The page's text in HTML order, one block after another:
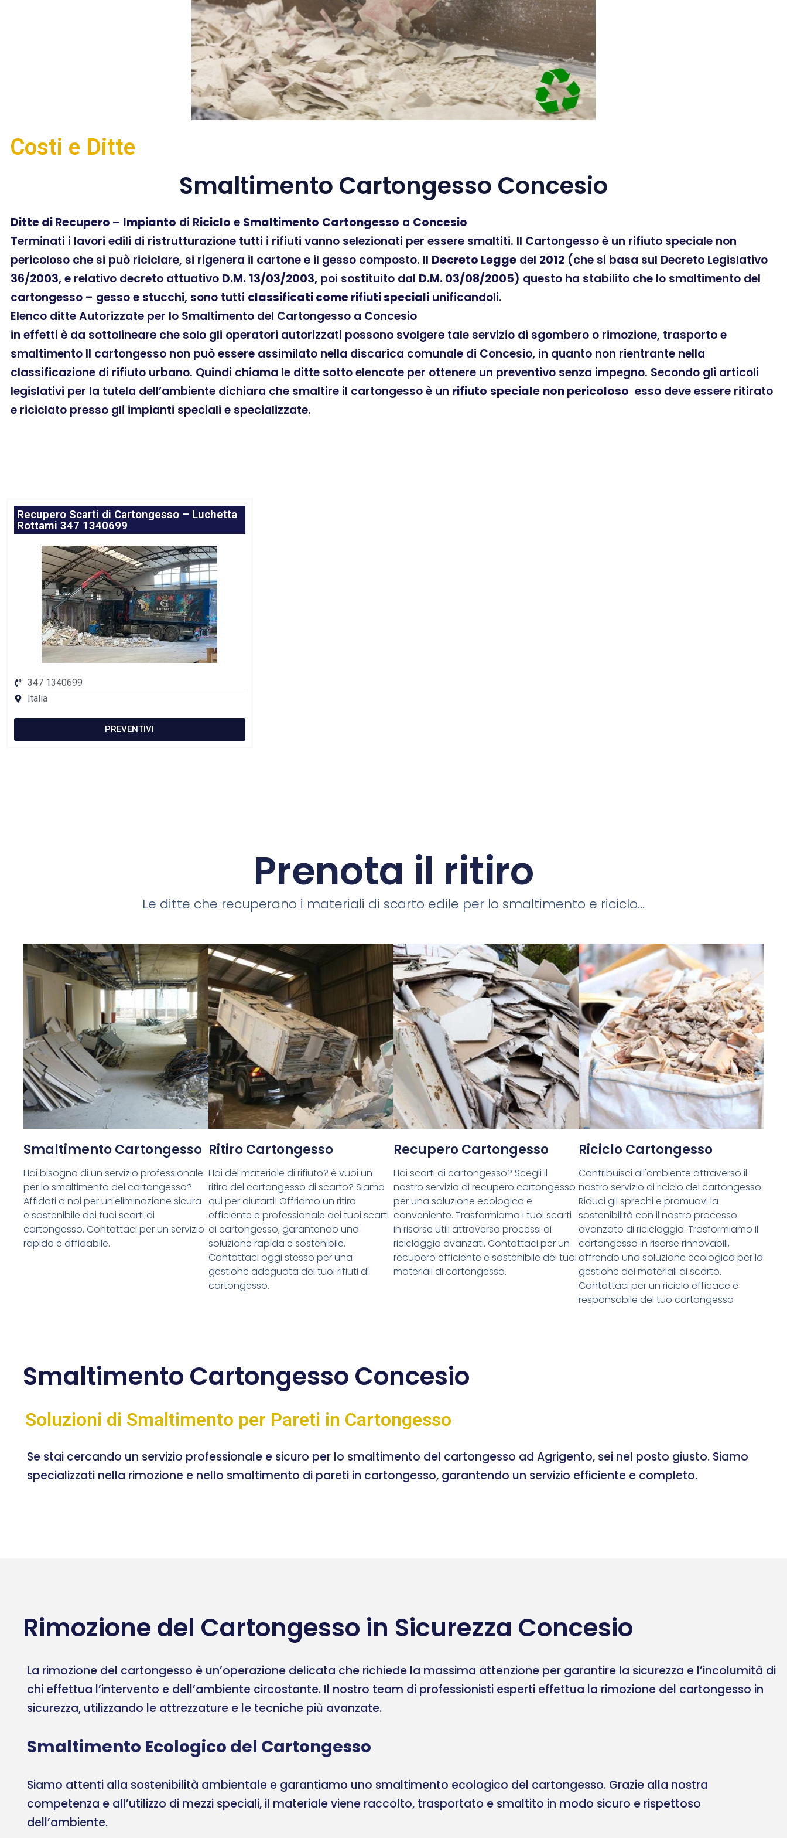
Costi e Ditte
Smaltimento Cartongesso Concesio
Ditte di Recupero – Impianto di Riciclo e Smaltimento Cartongesso a Concesio
Terminati i lavori edili di ristrutturazione tutti i rifiuti vanno selezionati per essere smaltiti. Il Cartongesso è un rifiuto speciale non
pericoloso che si può riciclare, si rigenera il cartone e il gesso composto. Il Decreto Legge del 2012 (che si basa sul Decreto Legislativo
36/2003, e relativo decreto attuativo D.M. 13/03/2003, poi sostituito dal D.M. 03/08/2005) questo ha stabilito che lo smaltimento del
cartongesso – gesso e stucchi, sono tutti classificati come rifiuti speciali unificandoli.
Elenco ditte Autorizzate per lo Smaltimento del Cartongesso a Concesio
in effetti è da sottolineare che solo gli operatori autorizzati possono svolgere tale servizio di sgombero o rimozione, trasporto e
smaltimento Il cartongesso non può essere assimilato nella discarica comunale di Concesio, in quanto non rientrante nella
classificazione di rifiuto urbano. Quindi chiama le ditte sotto elencate per ottenere un preventivo senza impegno. Secondo gli articoli
legislativi per la tutela dell’ambiente dichiara che smaltire il cartongesso è un rifiuto speciale non pericoloso esso deve essere ritirato
e riciclato presso gli impianti speciali e specializzate.
Recupero Scarti di Cartongesso – Luchetta
Rottami 347 1340699
347 1340699
Italia
PREVENTIVI
Prenota il ritiro
Le ditte che recuperano i materiali di scarto edile per lo smaltimento e riciclo...
Smaltimento Cartongesso
Hai bisogno di un servizio professionale
per lo smaltimento del cartongesso?
Affidati a noi per un'eliminazione sicura
e sostenibile dei tuoi scarti di
cartongesso. Contattaci per un servizio
rapido e affidabile.
Ritiro Cartongesso
Hai del materiale di rifiuto? è vuoi un
ritiro del cartongesso di scarto? Siamo
qui per aiutarti! Offriamo un ritiro
efficiente e professionale dei tuoi scarti
di cartongesso, garantendo una
soluzione rapida e sostenibile.
Contattaci oggi stesso per una
gestione adeguata dei tuoi rifiuti di
cartongesso.
Recupero Cartongesso
Hai scarti di cartongesso? Scegli il
nostro servizio di recupero cartongesso
per una soluzione ecologica e
conveniente. Trasformiamo i tuoi scarti
in risorse utili attraverso processi di
riciclaggio avanzati. Contattaci per un
recupero efficiente e sostenibile dei tuoi
materiali di cartongesso.
Riciclo Cartongesso
Contribuisci all'ambiente attraverso il
nostro servizio di riciclo del cartongesso.
Riduci gli sprechi e promuovi la
sostenibilità con il nostro processo
avanzato di riciclaggio. Trasformiamo il
cartongesso in risorse rinnovabili,
offrendo una soluzione ecologica per la
gestione dei materiali di scarto.
Contattaci per un riciclo efficace e
responsabile del tuo cartongesso
Smaltimento Cartongesso Concesio
Soluzioni di Smaltimento per Pareti in Cartongesso
Se stai cercando un servizio professionale e sicuro per lo smaltimento del cartongesso ad Agrigento, sei nel posto giusto. Siamo
specializzati nella rimozione e nello smaltimento di pareti in cartongesso, garantendo un servizio efficiente e completo.
Rimozione del Cartongesso in Sicurezza Concesio
La rimozione del cartongesso è un’operazione delicata che richiede la massima attenzione per garantire la sicurezza e l’incolumità di
chi effettua l’intervento e dell’ambiente circostante. Il nostro team di professionisti esperti effettua la rimozione del cartongesso in
sicurezza, utilizzando le attrezzature e le tecniche più avanzate.
Smaltimento Ecologico del Cartongesso
Siamo attenti alla sostenibilità ambientale e garantiamo uno smaltimento ecologico del cartongesso. Grazie alla nostra
competenza e all’utilizzo di mezzi speciali, il materiale viene raccolto, trasportato e smaltito in modo sicuro e rispettoso
dell’ambiente.